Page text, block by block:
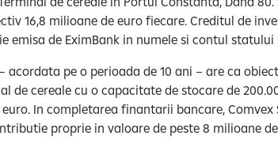
16,8 milioane de euro fiecare. Creditul de
emisa de EximBank in numele si contul
acordata pe o perioada de 10 ani – are ca
de cereale cu o capacitate de stocare de
In completarea finantarii bancare,
proprie in valoare de peste 8 milioane